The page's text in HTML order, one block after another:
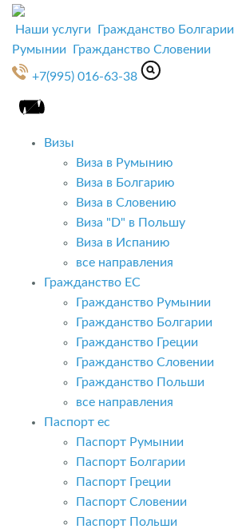
Наши услуги Гражданство Болгарии
Румынии
Гражданство Словении
+7(995) 016-63-38
Визы
Виза в Румынию
Виза в Болгарию
Виза в Словению
Виза "D" в Польшу
Виза в Испанию
все направления
Гражданство ЕС
Гражданство Румынии
Гражданство Болгарии
Гражданство Греции
Гражданство Словении
Гражданство Польши
все направления
Паспорт ес
Паспорт Румынии
Паспорт Болгарии
Паспорт Греции
Паспорт Словении
Паспорт Польши